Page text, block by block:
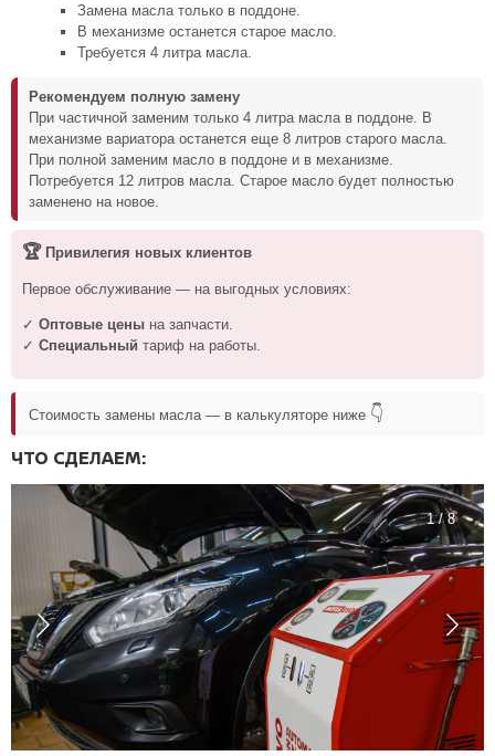
Замена масла только в поддоне.
В механизме останется старое масло.
Требуется 4 литра масла.
Рекомендуем полную замену
При частичной заменим только 4 литра масла в поддоне. В
механизме вариатора останется еще 8 литров старого масла.
При полной заменим масло в поддоне и в механизме.
Потребуется 12 литров масла. Старое масло будет полностью
заменено на новое.
🏆Привилегия новых клиентов
Первое обслуживание — на выгодных условиях:
✓ Оптовые цены на запчасти.
✓ Специальный тариф на работы.
Стоимость замены масла — в калькуляторе ниже 👇
ЧТО СДЕЛАЕМ:
1 / 8